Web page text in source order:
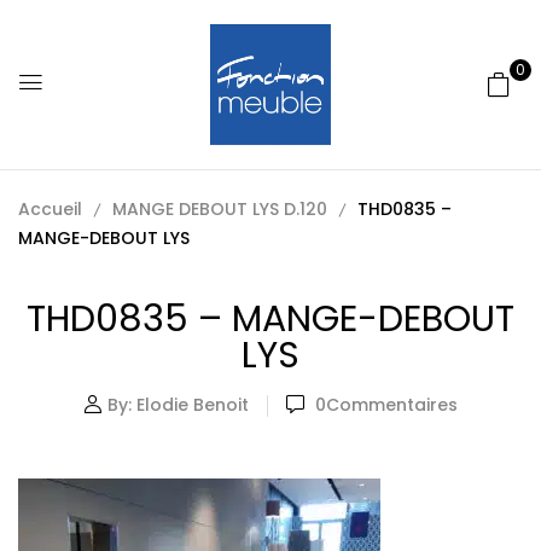
0
Accueil MANGE DEBOUT LYS D.120
THD0835 –
MANGE-DEBOUT LYS
THD0835 – MANGE-DEBOUT
LYS
By: Elodie Benoit 0Commentaires